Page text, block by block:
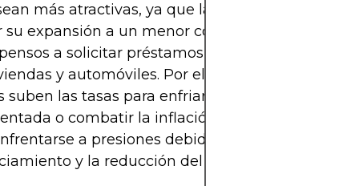
más atractivas, ya que las empresas pueden
su expansión a un menor costo y los
a solicitar préstamos para artículos de
y automóviles. Por el contrario, cuando
suben las tasas para enfriar una economía
o combatir la inflación, las industrias
a presiones debido al aumento de los
y la reducción del gasto.